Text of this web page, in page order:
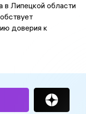
в Липецкой области
доверия к